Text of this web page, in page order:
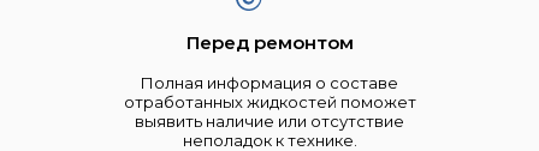
Полная информация о составе
отработанных жидкостей поможет
выявить наличие или отсутствие
неполадок к технике.
Перед ремонтом